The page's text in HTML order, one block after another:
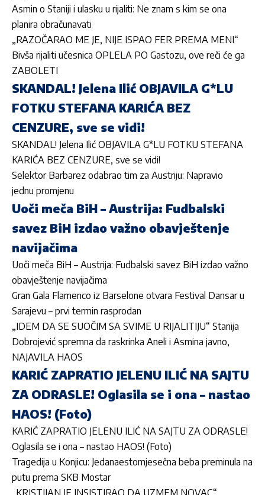
Asmin o Staniji i ulasku u rijaliti: Ne znam s kim se ona
planira obračunavati
„RAZOČARAO ME JE, NIJE ISPAO FER PREMA MENI“
Bivša rijaliti učesnica OPLELA PO Gastozu, ove reči će ga
ZABOLETI
SKANDAL! Jelena Ilić OBJAVILA G*LU
FOTKU STEFANA KARIĆA BEZ
CENZURE, sve se vidi!
SKANDAL! Jelena Ilić OBJAVILA G*LU FOTKU STEFANA
KARIĆA BEZ CENZURE, sve se vidi!
Selektor Barbarez odabrao tim za Austriju: Napravio
jednu promjenu
Uoči meča BiH – Austrija: Fudbalski
savez BiH izdao važno obavještenje
navijačima
Uoči meča BiH – Austrija: Fudbalski savez BiH izdao važno
obavještenje navijačima
Gran Gala Flamenco iz Barselone otvara Festival Dansar u
Sarajevu – prvi termin rasprodan
„IDEM DA SE SUOČIM SA SVIME U RIJALITIJU“ Stanija
Dobrojević spremna da raskrinka Aneli i Asmina javno,
NAJAVILA HAOS
KARIĆ ZAPRATIO JELENU ILIĆ NA SAJTU
ZA ODRASLE! Oglasila se i ona – nastao
HAOS! (Foto)
KARIĆ ZAPRATIO JELENU ILIĆ NA SAJTU ZA ODRASLE!
Oglasila se i ona – nastao HAOS! (Foto)
Tragedija u Konjicu: Jedanaestomjesečna beba preminula na
putu prema SKB Mostar
„KRISTIJAN JE INSISTIRAO DA UZMEM NOVAC“